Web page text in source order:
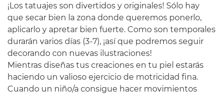
¡Los tatuajes son divertidos y originales! Sólo hay
que secar bien la zona donde queremos ponerlo,
aplicarlo y apretar bien fuerte. Como son temporales
durarán varios días (3-7), ¡así que podremos seguir
decorando con nuevas ilustraciones!
Mientras diseñas tus creaciones en tu piel estarás
haciendo un valioso ejercicio de motricidad fina.
Cuando un niño/a consigue hacer movimientos